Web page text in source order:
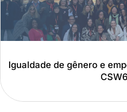
Igualdade de gênero e